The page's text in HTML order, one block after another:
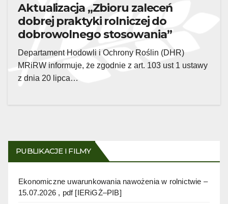
Aktualizacja „Zbioru zaleceń
dobrej praktyki rolniczej do
dobrowolnego stosowania”
Departament Hodowli i Ochrony Roślin (DHR)
MRiRW informuje, że zgodnie z art. 103 ust 1 ustawy
z dnia 20 lipca…
PUBLIKACJE I FILMY
Ekonomiczne uwarunkowania nawożenia w rolnictwie –
15.07.2026 , pdf [IERiGŻ–PIB]